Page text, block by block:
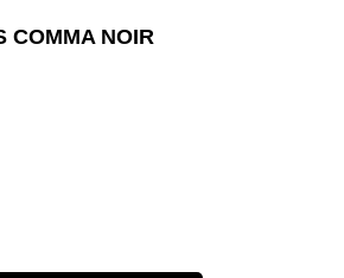
COMMA NOIR